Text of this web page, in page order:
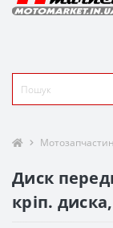
Диск
кріп.